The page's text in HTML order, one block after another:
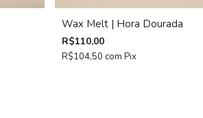
Wax Melt | Hora Dourada
R$110,00
R$104,50 com Pix